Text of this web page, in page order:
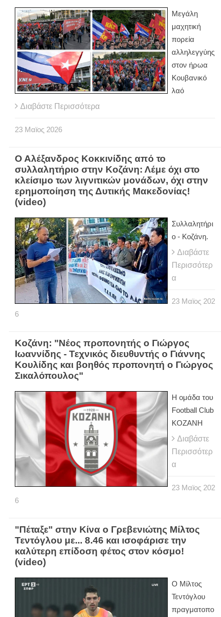
Μεγάλη
μαχητική
πορεία
αλληλεγγύης
στον ήρωα
Κουβανικό
λαό
Διαβάστε Περισσότερα
23 Μαϊος 2026
Ο Αλέξανδρος Κοκκινίδης από το
συλλαλητήριο στην Κοζάνη: Λέμε όχι στο
κλείσιμο των λιγνιτικών μονάδων, όχι στην
ερημοποίηση της Δυτικής Μακεδονίας!
(video)
Συλλαλητήρι
ο - Κοζάνη.
Διαβάστε
Περισσότερ
α
23 Μαϊος 202
6
Κοζάνη: "Νέος προπονητής ο Γιώργος
Ιωαννίδης - Τεχνικός διευθυντής ο Γιάννης
Κουλίδης και βοηθός προπονητή ο Γιώργος
Σικαλόπουλος"
Η ομάδα του
Football Club
ΚΟΖΑΝΗ
Διαβάστε
Περισσότερ
α
23 Μαϊος 202
6
"Πέταξε" στην Κίνα ο Γρεβενιώτης Μίλτος
Τεντόγλου με... 8.46 και ισοφάρισε την
καλύτερη επίδοση φέτος στον κόσμο!
(video)
Ο Μίλτος
Τεντόγλου
πραγματοπο